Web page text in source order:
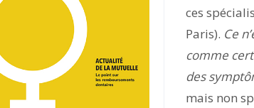
ces
Paris). Ce
comme
des
mais non